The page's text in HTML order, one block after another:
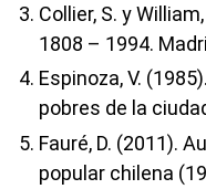
Collier, S. y
1808 – 1994.
Espinoza, V.
pobres de la
Fauré, D. (2011).
popular chilena